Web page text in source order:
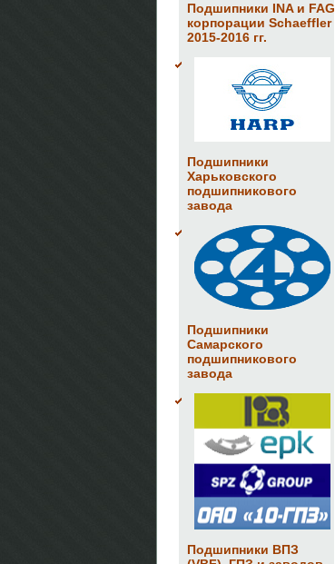
Подшипники INA и FAG
корпорации Schaeffler
2015-2016 гг.
Подшипники
Харьковского
подшипникового
завода
Подшипники
Самарского
подшипникового
завода
Подшипники ВПЗ